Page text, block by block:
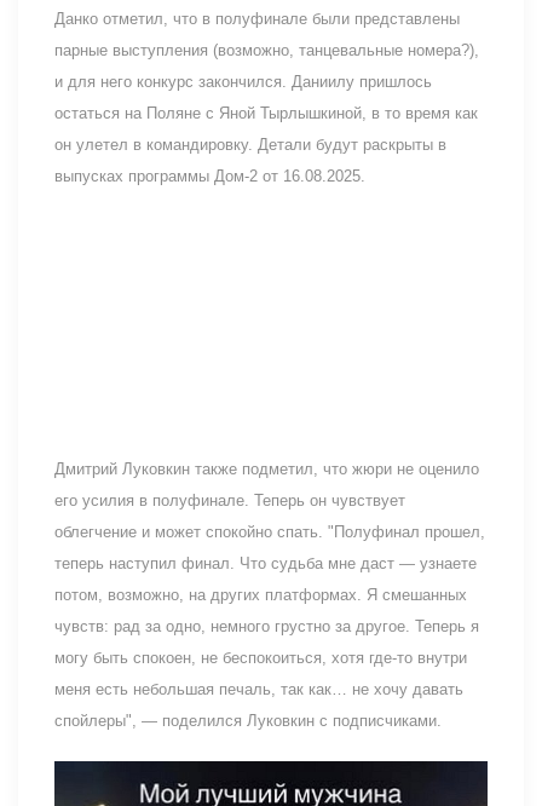
Данко отметил, что в полуфинале были представлены
парные выступления (возможно, танцевальные номера?),
и для него конкурс закончился. Даниилу пришлось
остаться на Поляне с Яной Тырлышкиной, в то время как
он улетел в командировку. Детали будут раскрыты в
выпусках программы Дом-2 от 16.08.2025.
Дмитрий Луковкин также подметил, что жюри не оценило
его усилия в полуфинале. Теперь он чувствует
облегчение и может спокойно спать. "Полуфинал прошел,
теперь наступил финал. Что судьба мне даст — узнаете
потом, возможно, на других платформах. Я смешанных
чувств: рад за одно, немного грустно за другое. Теперь я
могу быть спокоен, не беспокоиться, хотя где-то внутри
меня есть небольшая печаль, так как… не хочу давать
спойлеры", — поделился Луковкин с подписчиками.